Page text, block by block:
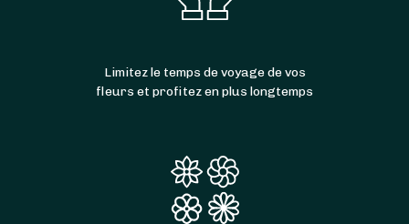
Limitez le temps de voyage de vos
fleurs et profitez en plus longtemps